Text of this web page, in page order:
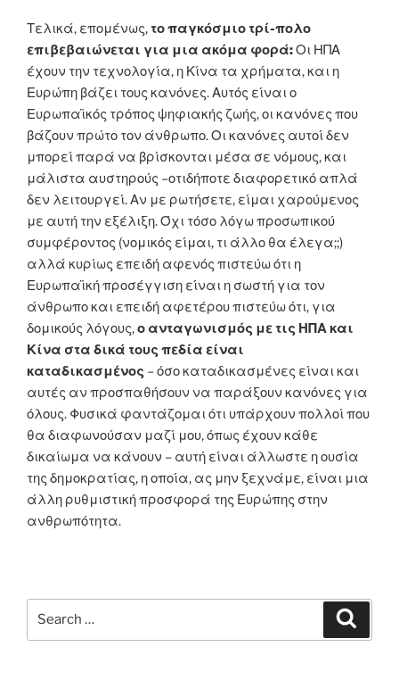
Τελικά, επομένως, το παγκόσμιο τρί-πολο
επιβεβαιώνεται για μια ακόμα φορά:Οι ΗΠΑ
έχουν την τεχνολογία, η Κίνα τα χρήματα, και η
Ευρώπη βάζει τους κανόνες. Αυτός είναι ο
Ευρωπαϊκός τρόπος ψηφιακής ζωής, οι κανόνες που
βάζουν πρώτο τον άνθρωπο. Οι κανόνες αυτοί δεν
μπορεί παρά να βρίσκονται μέσα σε νόμους, και
μάλιστα αυστηρούς –οτιδήποτε διαφορετικό απλά
δεν λειτουργεί. Αν με ρωτήσετε, είμαι χαρούμενος
με αυτή την εξέλιξη. Όχι τόσο λόγω προσωπικού
συμφέροντος (νομικός είμαι, τι άλλο θα έλεγα;;)
αλλά κυρίως επειδή αφενός πιστεύω ότι η
Ευρωπαϊκή προσέγγιση είναι η σωστή για τον
άνθρωπο και επειδή αφετέρου πιστεύω ότι, για
δομικούς λόγους,ο ανταγωνισμός με τις ΗΠΑ και
Κίνα στα δικά τους πεδία είναι
καταδικασμένος – όσο καταδικασμένες είναι και
αυτές αν προσπαθήσουν να παράξουν κανόνες για
όλους. Φυσικά φαντάζομαι ότι υπάρχουν πολλοί που
θα διαφωνούσαν μαζί μου, όπως έχουν κάθε
δικαίωμα να κάνουν – αυτή είναι άλλωστε η ουσία
της δημοκρατίας, η οποία, ας μην ξεχνάμε, είναι μια
άλλη ρυθμιστική προσφορά της Ευρώπης στην
ανθρωπότητα.